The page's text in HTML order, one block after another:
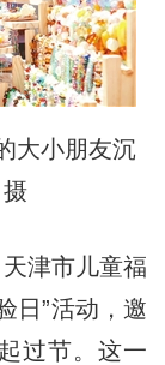
大小朋友沉
津市儿童福
日”活动，邀
过节。这一